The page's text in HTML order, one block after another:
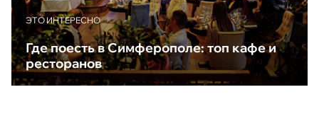
ЭТО ИНТЕРЕСНО
Где поесть в Симферополе: топ кафе и
ресторанов